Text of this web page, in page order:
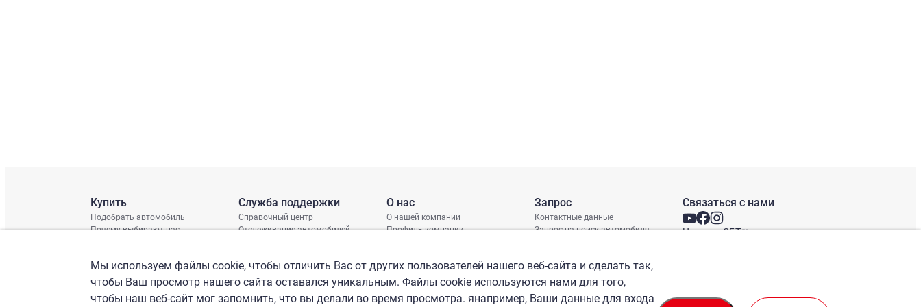
Купить
Подобрать автомобиль
Почему выбирают нас
Служба поддержки
Справочный центр
Отслеживание автомобилей
График доставки
Проверка шасси
О нас
О нашей компании
Профиль компании
Запрос
Контактные данные
Запрос на поиск автомобиля
Связаться с нами
Новости СБТ
Мы используем файлы cookie, чтобы отличить Вас от других пользователей нашего веб-сайта и сделать так,
чтобы Ваш просмотр нашего сайта оставался уникальным. Файлы cookie используются нами для того,
чтобы наш веб-сайт мог запомнить, что вы делали во время просмотра. янапример, Ваши данные для входа